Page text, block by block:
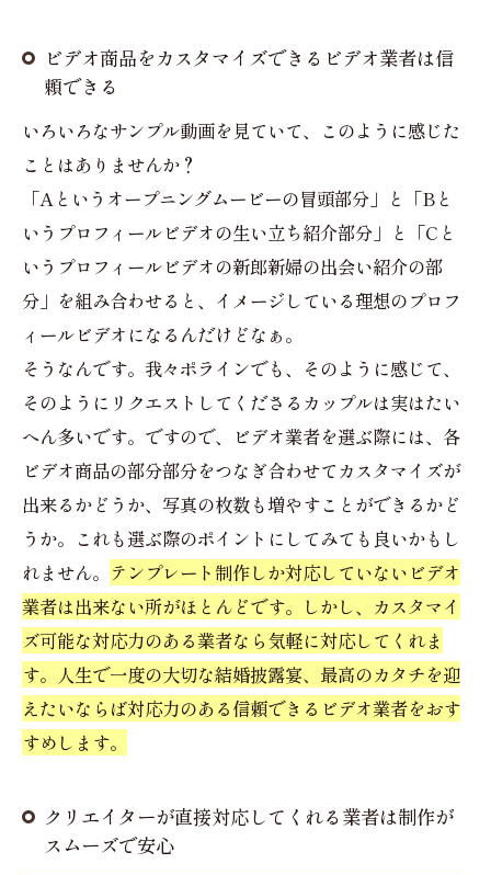
ビデオ商品をカスタマイズできるビデオ業者は信
頼できる
いろいろなサンプル動画を見ていて、このように感じた
ことはありませんか？
「Aというオープニングムービーの冒頭部分」と「Bと
いうプロフィールビデオの生い立ち紹介部分」と「Cと
いうプロフィールビデオの新郎新婦の出会い紹介の部
分」を組み合わせると、イメージしている理想のプロフ
ィールビデオになるんだけどなぁ。
そうなんです。我々ポラインでも、そのように感じて、
そのようにリクエストしてくださるカップルは実はたい
へん多いです。ですので、ビデオ業者を選ぶ際には、各
ビデオ商品の部分部分をつなぎ合わせてカスタマイズが
出来るかどうか、写真の枚数も増やすことができるかど
うか。これも選ぶ際のポイントにしてみても良いかもし
れません。 テンプレート制作しか対応していないビデオ
業者は出来ない所がほとんどです。しかし、カスタマイ
ズ可能な対応力のある業者なら気軽に対応してくれま
す。人生で一度の大切な結婚披露宴、最高のカタチを迎
えたいならば対応力のある信頼できるビデオ業者をおす
すめします。
クリエイターが直接対応してくれる業者は制作が
スムーズで安心